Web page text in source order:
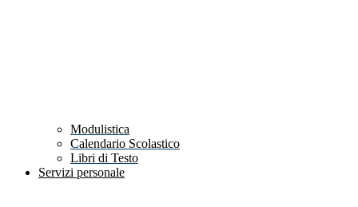
Modulistica
Calendario Scolastico
Libri di Testo
Servizi personale